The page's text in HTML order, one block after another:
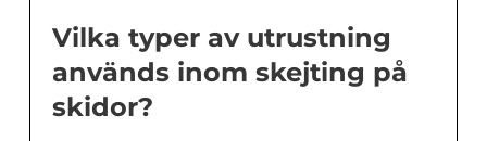
Vilka typer av utrustning
används inom skejting på
skidor?